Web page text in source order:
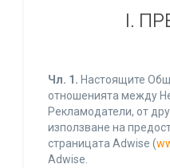
І.
Чл. 1. Настоящите
отношенията между
Рекламодатели, от
използване на
страницата Adwise (
Adwise.